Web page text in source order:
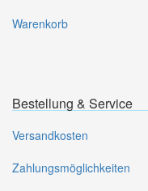
Warenkorb
Bestellung & Service
Versandkosten
Zahlungsmöglichkeiten